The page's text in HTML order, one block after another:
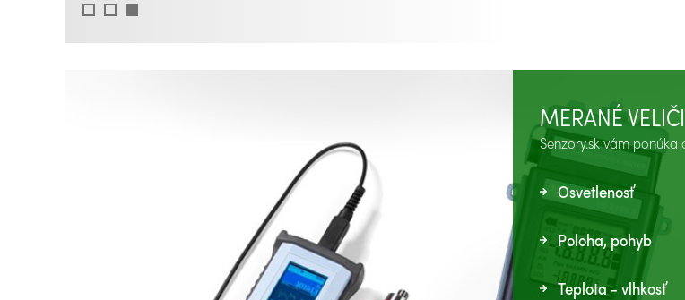
MERANÉ
Senzory.sk vám
Osvetlenosť
Poloha, pohyb
Teplota - vlhkosť